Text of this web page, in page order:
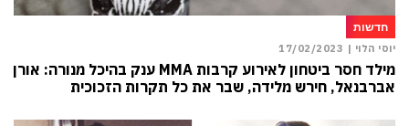
חדשות
יוסי הלוי | 17/02/2023
מילד חסר ביטחון לאירוע קרבות MMA ענק בהיכל מנורה: אורן
אברבנאל, חירש מלידה, שבר את כל תקרות הזכוכית